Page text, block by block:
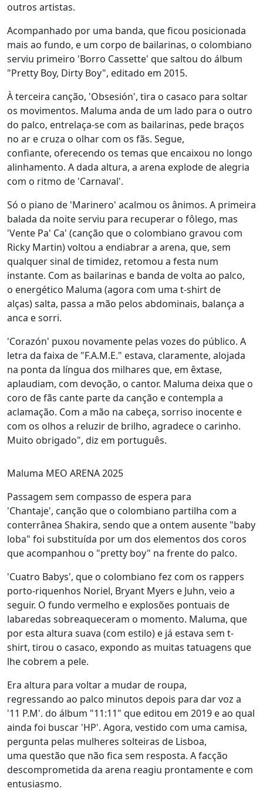
outros artistas.
Acompanhado por uma banda, que ficou posicionada
mais ao fundo, e um corpo de bailarinas, o colombiano
serviu primeiro 'Borro Cassette' que saltou do álbum
"Pretty Boy, Dirty Boy", editado em 2015.
À terceira canção, 'Obsesión', tira o casaco para soltar
os movimentos. Maluma anda de um lado para o outro
do palco, entrelaça-se com as bailarinas, pede braços
no ar e cruza o olhar com os fãs. Segue,
confiante, oferecendo os temas que encaixou no longo
alinhamento. A dada altura, a arena explode de alegria
com o ritmo de 'Carnaval'.
Só o piano de 'Marinero' acalmou os ânimos. A primeira
balada da noite serviu para recuperar o fôlego, mas
'Vente Pa' Ca' (canção que o colombiano gravou com
Ricky Martin) voltou a endiabrar a arena, que, sem
qualquer sinal de timidez, retomou a festa num
instante. Com as bailarinas e banda de volta ao palco,
o energético Maluma (agora com uma t-shirt de
alças) salta, passa a mão pelos abdominais, balança a
anca e sorri.
'Corazón' puxou novamente pelas vozes do público. A
letra da faixa de "F.A.M.E." estava, claramente, alojada
na ponta da língua dos milhares que, em êxtase,
aplaudiam, com devoção, o cantor. Maluma deixa que o
coro de fãs cante parte da canção e contempla a
aclamação. Com a mão na cabeça, sorriso inocente e
com os olhos a reluzir de brilho, agradece o carinho.
Muito obrigado", diz em português.
Maluma MEO ARENA 2025
Passagem sem compasso de espera para
'Chantaje', canção que o colombiano partilha com a
conterrânea Shakira, sendo que a ontem ausente "baby
loba" foi substituída por um dos elementos dos coros
que acompanhou o "pretty boy" na frente do palco.
'Cuatro Babys', que o colombiano fez com os rappers
porto-riquenhos Noriel, Bryant Myers e Juhn, veio a
seguir. O fundo vermelho e explosões pontuais de
labaredas sobreaqueceram o momento. Maluma, que
por esta altura suava (com estilo) e já estava sem t-
shirt, tirou o casaco, expondo as muitas tatuagens que
lhe cobrem a pele.
Era altura para voltar a mudar de roupa,
regressando ao palco minutos depois para dar voz a
'11 P.M'. do álbum "11:11" que editou em 2019 e ao qual
ainda foi buscar 'HP'. Agora, vestido com uma camisa,
pergunta pelas mulheres solteiras de Lisboa,
uma questão que não fica sem resposta. A facção
descomprometida da arena reagiu prontamente e com
entusiasmo.